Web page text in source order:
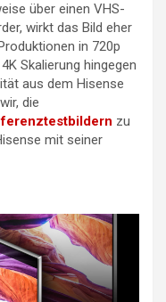
über einen VHS-
wirkt das Bild eher
in 720p
Skalierung hingegen
aus dem Hisense
die
zu
mit seiner